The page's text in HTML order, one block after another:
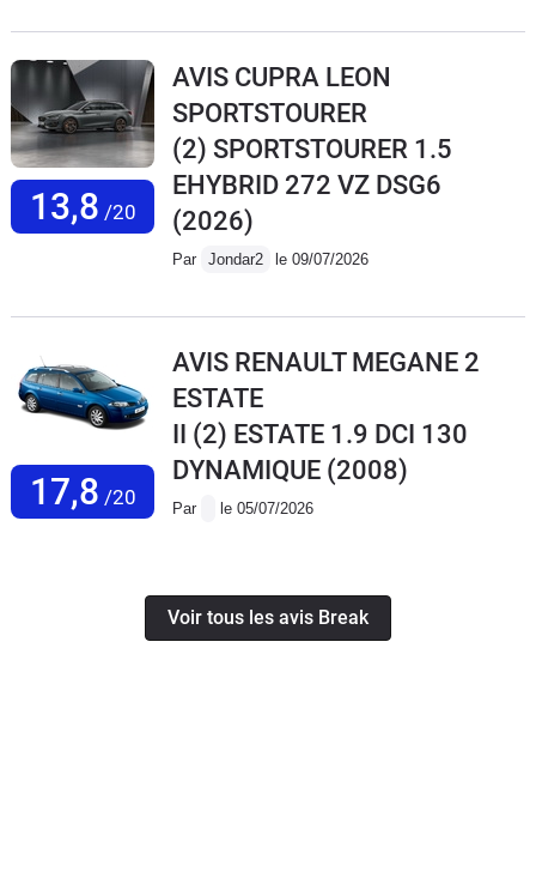
13,8 /20
AVIS CUPRA LEON
SPORTSTOURER
(2) SPORTSTOURER 1.5
EHYBRID 272 VZ DSG6
(2026)
Par Jondar2 le 09/07/2026
17,8 /20
AVIS RENAULT MEGANE 2
ESTATE
II (2) ESTATE 1.9 DCI 130
DYNAMIQUE (2008)
Par le 05/07/2026
Voir tous les avis Break